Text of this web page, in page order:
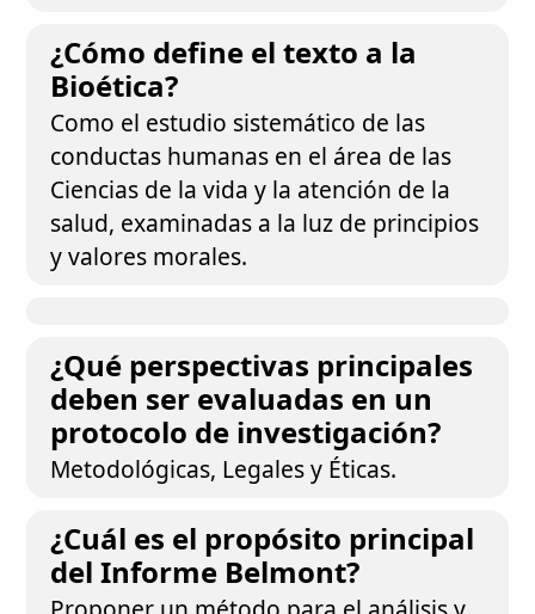
¿Cómo define el texto a la
Bioética?
Como el estudio sistemático de las
conductas humanas en el área de las
Ciencias de la vida y la atención de la
salud, examinadas a la luz de principios
y valores morales.
¿Qué perspectivas principales
deben ser evaluadas en un
protocolo de investigación?
Metodológicas, Legales y Éticas.
¿Cuál es el propósito principal
del Informe Belmont?